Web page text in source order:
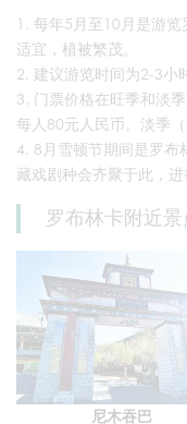
每年5月至10月是游
适宜，植被繁茂。
建议游览时间为2-3小
门票价格在旺季和淡
每人80元人民币。淡季
8月雪顿节期间是罗布
藏戏剧种会齐聚于此，进
罗布林卡附近景
尼木吞巴